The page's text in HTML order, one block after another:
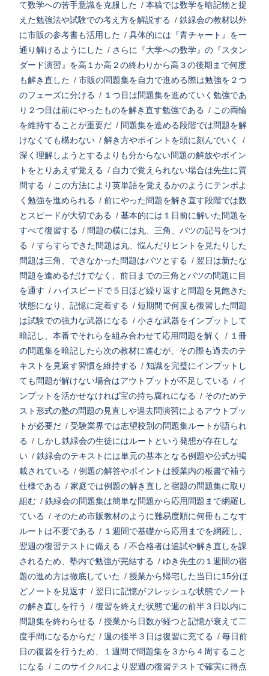
て数学への苦手意識を克服した / 本稿では数学を暗記物と捉
えた勉強法や試験での考え方を解説する / 鉄緑会の教材以外
に市販の参考書も活用した / 具体的には『青チャート』を一
通り解けるようにした / さらに『大学への数学』の『スタン
ダード演習』を高１か高２の終わりから高３の後期まで何度
も解き直した / 市販の問題集を自力で進める際は勉強を２つ
のフェーズに分ける / １つ目は問題集を進めていく勉強であ
り２つ目は前にやったものを解き直す勉強である / この両輪
を維持することが重要だ / 問題集を進める段階では問題を解
けなくても構わない / 解き方やポイントを頭に刻んでいく
/
深く理解しようとするよりも分からない問題の解放やポイン
トをとりあえず覚える / 自力で覚えられない場合は先生に質
問する / この方法により英単語を覚えるかのようにテンポよ
く勉強を進められる / 前にやった問題を解き直す段階では数
とスピードが大切である / 基本的には１日前に解いた問題を
すべて復習する / 問題の横には丸、三角、バツの記号をつけ
る / すらすらできた問題は丸、悩んだりヒントを見たりした
問題は三角、できなかった問題はバツとする / 翌日は新たな
問題を進めるだけでなく、前日までの三角とバツの問題に目
を通す / ハイスピードで５日ほど繰り返すと問題を見飽きた
状態になり、記憶に定着する / 短期間で何度も復習した問題
は試験での強力な武器になる / 小さな武器をインプットして
暗記し、本番でそれらを組み合わせて応用問題を解く
/ １冊
の問題集を暗記したら次の教材に進むが、その際も過去のテ
キストを見返す習慣を維持する / 知識を完璧にインプットし
ても問題が解けない場合はアウトプットが不足している / イ
ンプットを活かせなければ宝の持ち腐れになる / そのためテ
スト形式の塾の問題の見直しや過去問演習によるアウトプッ
トが必要だ / 受験業界では志望校別の問題集ルートが語られ
る / しかし鉄緑会の生徒にはルートという発想が存在しな
い / 鉄緑会のテキストには単元の基本となる例題や公式が掲
載されている / 例題の解答やポイントは授業内の板書で補う
仕様である / 家庭では例題の解き直しと宿題の問題集に取り
組む / 鉄緑会の問題集は簡単な問題から応用問題まで網羅し
ている / そのため市販教材のように難易度順に何冊もこなす
ルートは不要である / １週間で基礎から応用までを網羅し、
翌週の復習テストに備える / 不合格者は追試や解き直しを課
されるため、塾内で勉強が完結する / ゆき先生の１週間の宿
題の進め方は徹底していた / 授業から帰宅した当日に15分ほ
どノートを見返す / 翌日に記憶がフレッシュな状態でノート
の解き直しを行う
/ 復習を終えた状態で週の前半３日以内に
問題集を終わらせる / 授業から日数が経つと記憶が衰えて二
度手間になるからだ / 週の後半３日は復習に充てる / 毎日前
日の復習を行うため、１週間で問題集を３から４周すること
になる / このサイクルにより翌週の復習テストで確実に得点